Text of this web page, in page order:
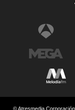
© Atresmedia